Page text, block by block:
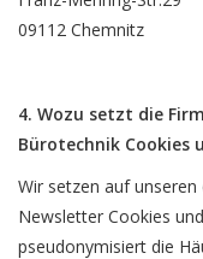
09112 Chemnitz
4. Wozu setzt die
Bürotechnik Cookies
Wir setzen auf
Newsletter Cookies
pseudonymisiert die